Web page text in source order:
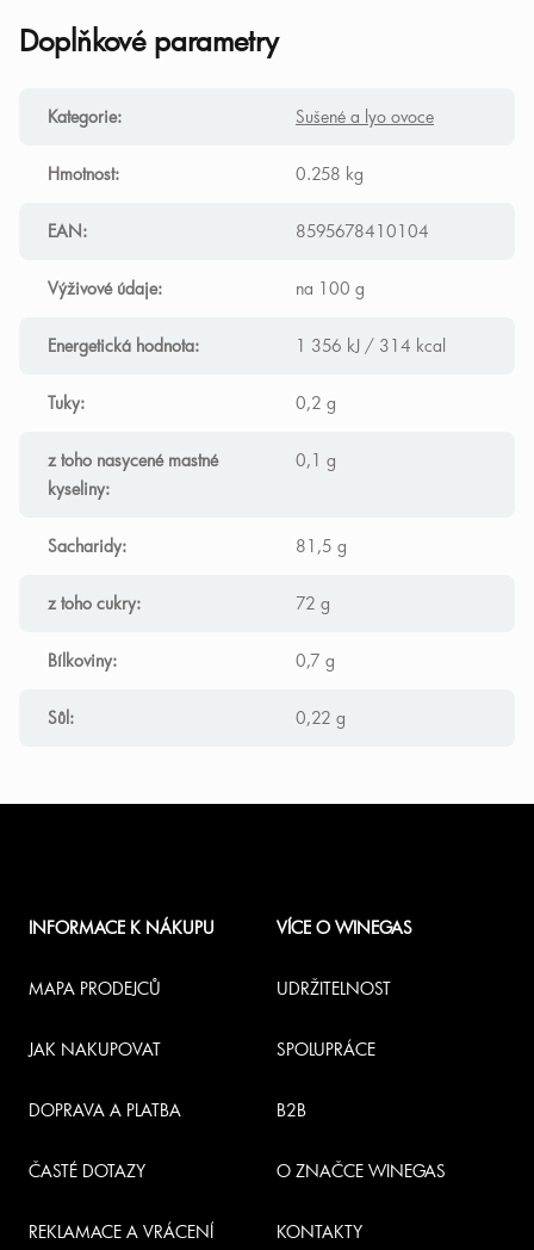
Doplňkové parametry
Kategorie: Sušené a lyo ovoce
Hmotnost: 0.258 kg
EAN: 8595678410104
Výživové údaje: na 100 g
Energetická hodnota: 1 356 kJ / 314 kcal
Tuky: 0,2 g
z toho nasycené mastné
kyseliny:
0,1 g
Sacharidy: 81,5 g
z toho cukry: 72 g
Bílkoviny: 0,7 g
Sůl : 0,22 g
INFORMACE K NÁKUPU
MAPA PRODEJCŮ
JAK NAKUPOVAT
DOPRAVA A PLATBA
ČASTÉ DOTAZY
REKLAMACE A VRÁCENÍ
VÍCE O WINEGAS
UDRŽITELNOST
SPOLUPRÁCE
B2B
O ZNAČCE WINEGAS
KONTAKTY